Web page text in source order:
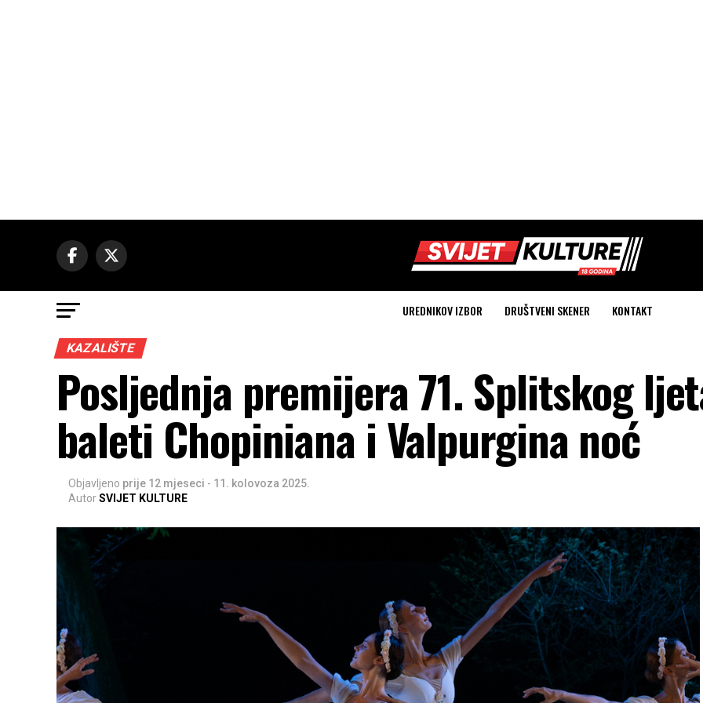
UREDNIKOV IZBOR DRUŠTVENI SKENER KONTAKT
KAZALIŠTE
Posljednja premijera 71. Splitskog
baleti Chopiniana i Valpurgina noć
Objavljeno prije 12 mjeseci - 11. kolovoza 2025.
AutorSVIJET KULTURE